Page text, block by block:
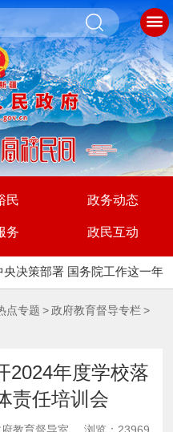
民 政务动态
务 政民互动
央决策部署 国务院工作这一年
点专题 > 政府教育督导专栏 >
2024年度学校落
责任培训会
教育督导室 浏览： 23969